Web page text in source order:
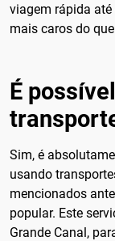
viagem rápida
mais caros do
É
Sim, é
usando
mencionados
popular. Este
Grande Canal,